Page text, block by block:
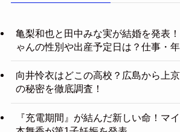
亀梨和也と田中みな実が結婚を発表
ゃんの性別や出産予定日は？仕事・
向井怜衣はどこの高校？広島から上
の秘密を徹底調査！
『充電期間』が結んだ新しい命！マ